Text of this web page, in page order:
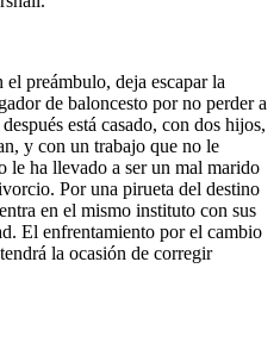
preámbulo, deja escapar la
de baloncesto por no perder a
está casado, con dos hijos,
y con un trabajo que no le
le ha llevado a ser un mal marido
Por una pirueta del destino
en el mismo instituto con sus
El enfrentamiento por el cambio
la ocasión de corregir